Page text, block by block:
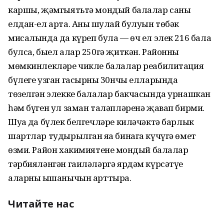
каршы, җәмгыятьтә мондый балалар саны
елдан-ел арта. Аның шулай булуын төбәк
мисалында да күреп була — өч ел элек 216 бала
булса, быел алар 250гә җиткән. Районның
мөмкинлекләре чикле балалар реабилитация
бүлеге узган гасырның 30нчы елларында
төзелгән элекке балалар бакчасында урнашкан
һәм бүген ул заман таләпләренә җавап бирми.
Шуңа да бүлек белгечләре киләчәктә барлык
шартлар тудырылган яңа бинага күчүгә өмет
өзми. Район хакимиятенең мондый балалар
тәрбияләнгән гаиләләргә ярдәм күрсәтүе
аларның ышанычын арттыра.
Читайте нас